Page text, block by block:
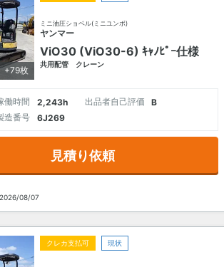
+79枚
ミニ油圧ショベル(ミニユンボ)
ヤンマー
ViO30 (ViO30-6) ｷｬﾉﾋﾟｰ仕様
共用配管 クレーン
働時間 2,243h 出品者自己評価
B
造番号 6J269
見積り依頼
2026/08/07
クレカ支払可 現状